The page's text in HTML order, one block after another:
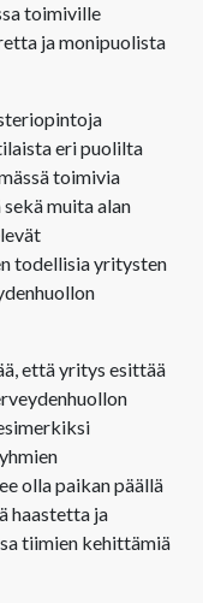
toimiville
ja monipuolista
eri puolilta
toimivia
muita alan
todellisia yritysten
että yritys esittää
olla paikan päällä
haastetta ja
tiimien kehittämiä